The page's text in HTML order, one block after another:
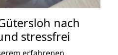
nach
stressfrei